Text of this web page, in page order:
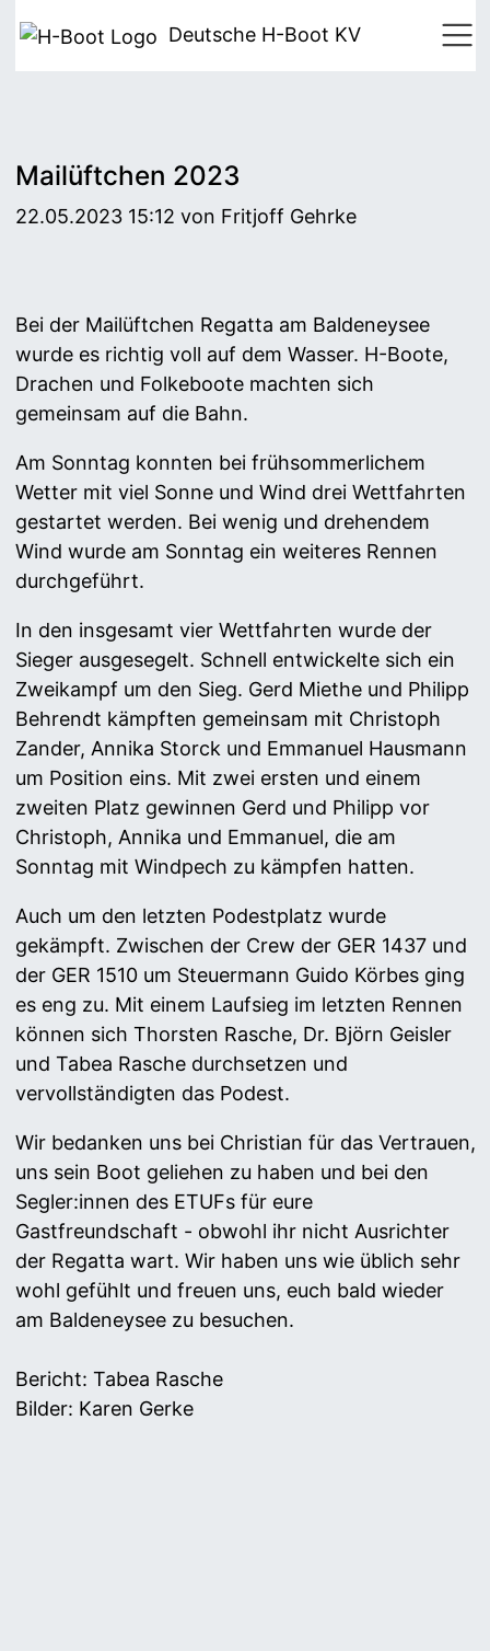
Deutsche H-Boot KV
Mailüftchen 2023
22.05.2023 15:12 von Fritjoff Gehrke
Bei der Mailüftchen Regatta am Baldeneysee
wurde es richtig voll auf dem Wasser. H-Boote,
Drachen und Folkeboote machten sich
gemeinsam auf die Bahn.
Am Sonntag konnten bei frühsommerlichem
Wetter mit viel Sonne und Wind drei Wettfahrten
gestartet werden. Bei wenig und drehendem
Wind wurde am Sonntag ein weiteres Rennen
durchgeführt.
In den insgesamt vier Wettfahrten wurde der
Sieger ausgesegelt. Schnell entwickelte sich ein
Zweikampf um den Sieg. Gerd Miethe und Philipp
Behrendt kämpften gemeinsam mit Christoph
Zander, Annika Storck und Emmanuel Hausmann
um Position eins. Mit zwei ersten und einem
zweiten Platz gewinnen Gerd und Philipp vor
Christoph, Annika und Emmanuel, die am
Sonntag mit Windpech zu kämpfen hatten.
Auch um den letzten Podestplatz wurde
gekämpft. Zwischen der Crew der GER 1437 und
der GER 1510 um Steuermann Guido Körbes ging
es eng zu. Mit einem Laufsieg im letzten Rennen
können sich Thorsten Rasche, Dr. Björn Geisler
und Tabea Rasche durchsetzen und
vervollständigten das Podest.
Wir bedanken uns bei Christian für das Vertrauen,
uns sein Boot geliehen zu haben und bei den
Segler:innen des ETUFs für eure
Gastfreundschaft - obwohl ihr nicht Ausrichter
der Regatta wart. Wir haben uns wie üblich sehr
wohl gefühlt und freuen uns, euch bald wieder
am Baldeneysee zu besuchen.
Bericht: Tabea Rasche
Bilder: Karen Gerke